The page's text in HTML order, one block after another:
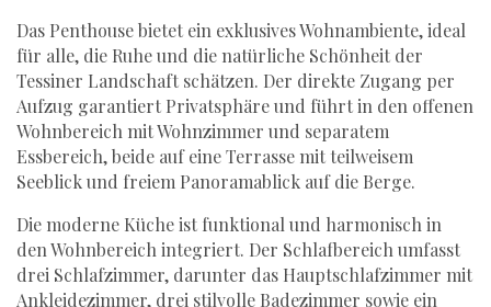
Das Penthouse bietet ein exklusives Wohnambiente, ideal
für alle, die Ruhe und die natürliche Schönheit der
Tessiner Landschaft schätzen. Der direkte Zugang per
Aufzug garantiert Privatsphäre und führt in den offenen
Wohnbereich mit Wohnzimmer und separatem
Essbereich, beide auf eine Terrasse mit teilweisem
Seeblick und freiem Panoramablick auf die Berge.
Die moderne Küche ist funktional und harmonisch in
den Wohnbereich integriert. Der Schlafbereich umfasst
drei Schlafzimmer, darunter das Hauptschlafzimmer mit
Ankleidezimmer, drei stilvolle Badezimmer sowie ein